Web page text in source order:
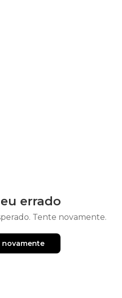
errado
Tente novamente.
novamente